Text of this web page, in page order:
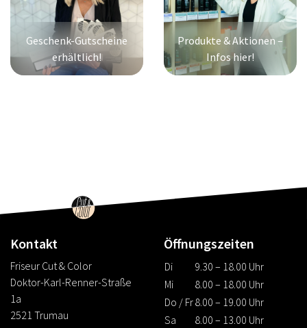
Geschenk-Gutscheine
erhältlich!
Produkte & Aktionen –
Infos hier!
Kontakt
Friseur Cut & Color
Doktor-Karl-Renner-Straße
1a
2521 Trumau
Öffnungszeiten
Di
9.30 – 18.00 Uhr
Mi
8.00 – 18.00 Uhr
Do / Fr8.00 – 19.00 Uhr
Sa
8.00 – 13.00 Uhr